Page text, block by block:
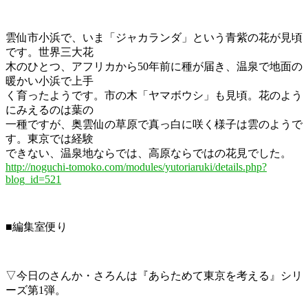
雲仙市小浜で、いま「ジャカランダ」という青紫の花が見頃
です。世界三大花
木のひとつ、アフリカから50年前に種が届き、温泉で地面の
暖かい小浜で上手
く育ったようです。市の木「ヤマボウシ」も見頃。花のよう
にみえるのは葉の
一種ですが、奥雲仙の草原で真っ白に咲く様子は雲のようで
す。東京では経験
できない、温泉地ならでは、高原ならではの花見でした。
http://noguchi-tomoko.com/modules/yutoriaruki/details.php?
blog_id=521
■編集室便り
▽今日のさんか・さろんは『あらためて東京を考える』シリ
ーズ第1弾。